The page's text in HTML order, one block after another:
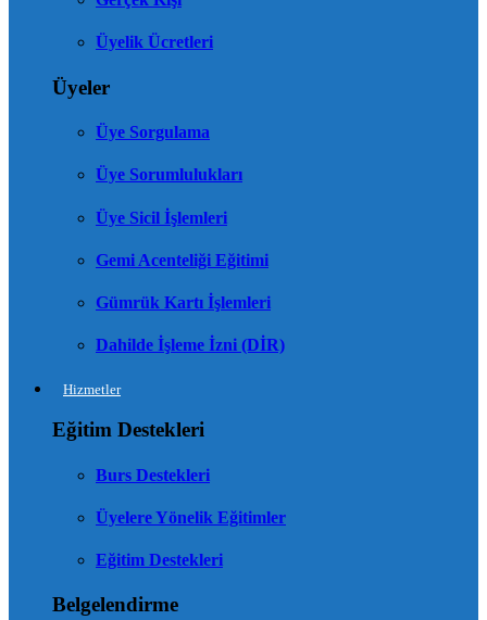
Üyelik Ücretleri
Üyeler
Üye Sorgulama
Üye Sorumlulukları
Üye Sicil İşlemleri
Gemi Acenteliği Eğitimi
Gümrük Kartı İşlemleri
Dahilde İşleme İzni (DİR)
Hizmetler
Eğitim Destekleri
Burs Destekleri
Üyelere Yönelik Eğitimler
Eğitim Destekleri
Belgelendirme